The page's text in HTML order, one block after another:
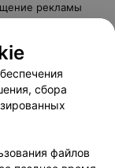
рекламы
оплаты
сбора
файлов